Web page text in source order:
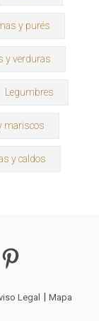
y purés
y verduras
Legumbres
mariscos
y caldos
Legal | Mapa